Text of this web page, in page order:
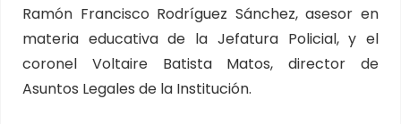
Ramón Francisco Rodríguez Sánchez, asesor en
materia educativa de la Jefatura Policial, y el
coronel Voltaire Batista Matos, director de
Asuntos Legales de la Institución.